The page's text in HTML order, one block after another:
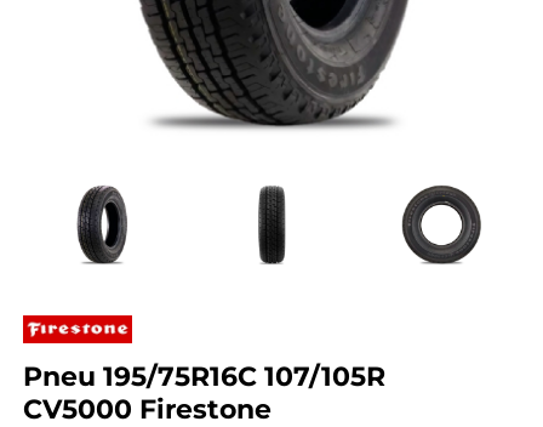
Pneu 195/75R16C 107/105R
CV5000 Firestone